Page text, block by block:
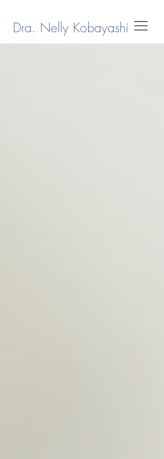
Dra. Nelly Kobayashi